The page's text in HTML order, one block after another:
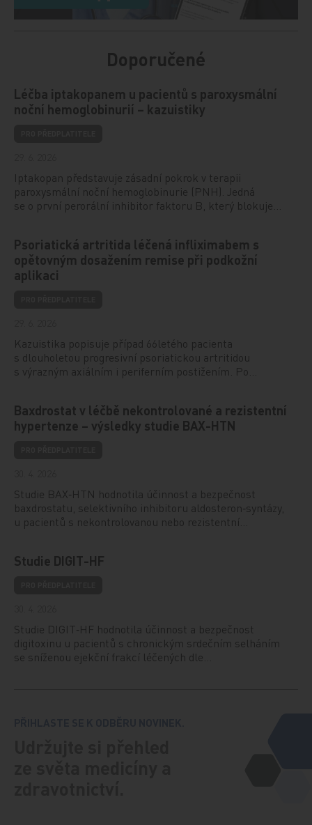
Doporučené
Léčba iptakopanem u pacientů s paroxysmální
noční hemoglobinurií – kazuistiky
Iptakopan představuje zásadní pokrok v terapii
paroxysmální noční hemoglobinurie (PNH). Jedná
se o první perorální inhibitor faktoru B, který blokuje…
Psoriatická artritida léčená infliximabem s
opětovným dosažením remise při podkožní
aplikaci
Kazuistika popisuje případ 66letého pacienta
s dlouholetou progresivní psoriatickou artritidou
s výrazným axiálním i periferním postižením. Po…
Baxdrostat v léčbě nekontrolované a rezistentní
hypertenze – výsledky studie BAX-HTN
Studie BAX‑HTN hodnotila účinnost a bezpečnost
baxdrostatu, selektivního inhibitoru aldosteron‑syntázy,
u pacientů s nekontrolovanou nebo rezistentní…
Studie DIGIT-HF
Studie DIGIT‑HF hodnotila účinnost a bezpečnost
digitoxinu u pacientů s chronickým srdečním selháním
se sníženou ejekční frakcí léčených dle…